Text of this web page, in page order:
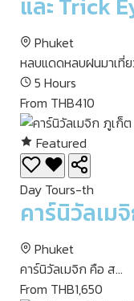
Phuket
หลบแดดหลบฝนมาเที่ย
5 Hours
From THB410
Featured
Day Tours-th
คาร์นิวัลเม
Phuket
คาร์นิวัลเมจิก คือ ส...
From THB1,650